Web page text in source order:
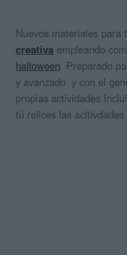
Nuevos materiales para
creativa empleando
halloween. Preparado
y avanzado y con el
propias
tú relices las